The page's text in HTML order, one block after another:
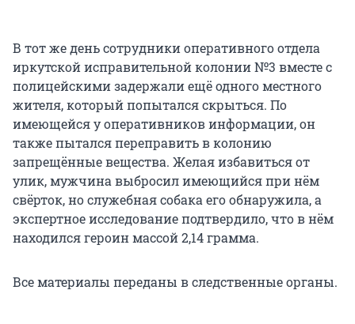
В тот же день сотрудники оперативного отдела
иркутской исправительной колонии №3 вместе с
полицейскими задержали ещё одного местного
жителя, который попытался скрыться. По
имеющейся у оперативников информации, он
также пытался переправить в колонию
запрещённые вещества. Желая избавиться от
улик, мужчина выбросил имеющийся при нём
свёрток, но служебная собака его обнаружила, а
экспертное исследование подтвердило, что в нём
находился героин массой 2,14 грамма.
Все материалы переданы в следственные органы.